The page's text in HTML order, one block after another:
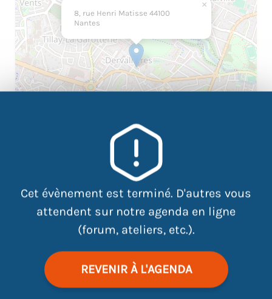
Cet évènement est terminé. D'autres vous
attendent sur notre agenda en ligne
(forum, ateliers, etc.).
REVENIR À L'AGENDA
8, rue Henri Matisse 44100
Nantes
×
Leaflet
motivation
Grâce à Whire, changez les regard